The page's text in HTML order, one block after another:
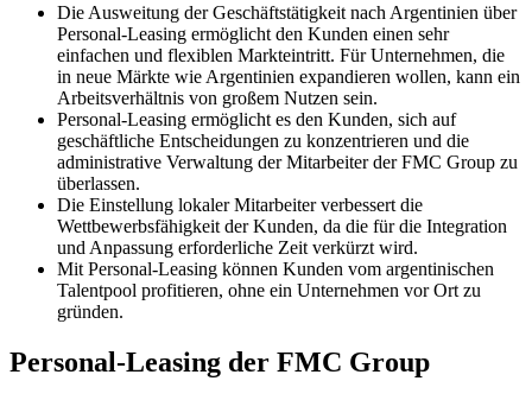
Die Ausweitung der Geschäftstätigkeit nach Argentinien über
Personal-Leasing ermöglicht den Kunden einen sehr
einfachen und flexiblen Markteintritt. Für Unternehmen, die
in neue Märkte wie Argentinien expandieren wollen, kann ein
Arbeitsverhältnis von großem Nutzen sein.
Personal-Leasing ermöglicht es den Kunden, sich auf
geschäftliche Entscheidungen zu konzentrieren und die
administrative Verwaltung der Mitarbeiter der FMC Group zu
überlassen.
Die Einstellung lokaler Mitarbeiter verbessert die
Wettbewerbsfähigkeit der Kunden, da die für die Integration
und Anpassung erforderliche Zeit verkürzt wird.
Mit Personal-Leasing können Kunden vom argentinischen
Talentpool profitieren, ohne ein Unternehmen vor Ort zu
gründen.
Personal-Leasing der FMC Group